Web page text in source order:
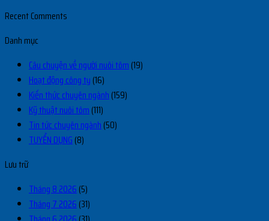
Recent Comments
Danh mục
Câu chuyện về người nuôi tôm(19)
Hoạt động công ty (16)
Kiến thức chuyên ngành(159)
Kỹ thuật nuôi tôm(111)
Tin tức chuyên ngành(50)
TUYỂN DỤNG(8)
Lưu trữ
Tháng 8 2026(5)
Tháng 7 2026(31)